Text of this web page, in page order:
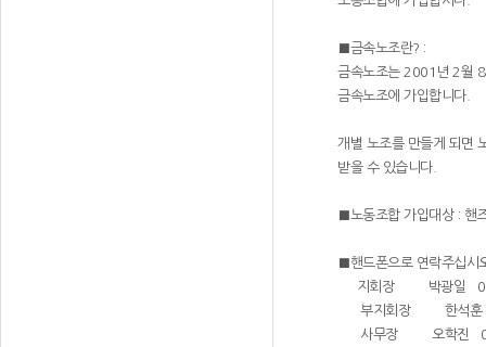
■금속노조란? :
금속노조는 2001년 2월 8
금속노조에 가입합니다.
개별 노조를 만들게 되면
받을 수 있습니다.
■노동조합 가입대상 : 핸
■핸드폰으로 연락주십시
지회장
박광일
부지회장
한석훈
사무장
오학진